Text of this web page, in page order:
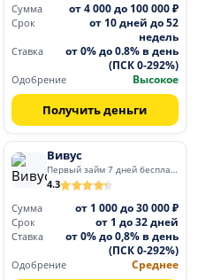
Сумма
от 4 000 до 100 000 ₽
Срок
от 10 дней до 52
недель
Ставка
от 0% до 0.8% в день
(ПСК 0-292%)
Одобрение Высокое
Получить деньги
Вивус
Первый займ 7 дней бесплатно
4.3
Сумма
от 1 000 до 30 000 ₽
Срок от 1 до 32 дней
Ставка
от 0% до 0,8% в день
(ПСК 0-292%)
Одобрение Среднее